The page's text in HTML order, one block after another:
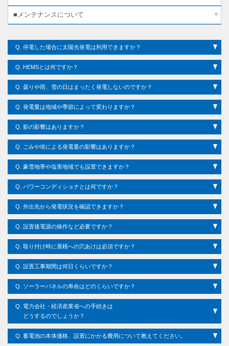
■メンテナンスについて
Q. 停電した場合に太陽光発電は利用できますか？
Q. HEMSとは何ですか？
Q. 曇りや雨、雪の日はまったく発電しないのですか？
Q. 発電量は地域や季節によって変わりますか？
Q. 影の影響はありますか？
Q. ごみや埃による発電量の影響はありますか？
Q. 豪雪地帯や塩害地域でも設置できますか？
Q. パワーコンディショナとは何ですか？
Q. 外出先から発電状況を確認できますか？
Q. 設置後電源の操作など必要ですか？
Q. 取り付け時に屋根への穴あけは必須ですか？
Q. 設置工事期間は何日くらいですか？
Q. ソーラーパネルの寿命はどのくらいですか？
Q.
電力会社・経済産業省への手続きは
どうするのでしょうか？
Q. 蓄電池の本体価格、設置にかかる費用について教えてください。